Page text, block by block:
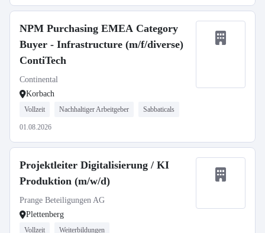
NPM Purchasing EMEA Category
Buyer - Infrastructure (m/f/diverse)
ContiTech
Continental
Korbach
Vollzeit Nachhaltiger Arbeitgeber Sabbaticals
01.08.2026
Projektleiter Digitalisierung / KI
Produktion (m/w/d)
Prange Beteiligungen AG
Plettenberg
Vollzeit Weiterbildungen